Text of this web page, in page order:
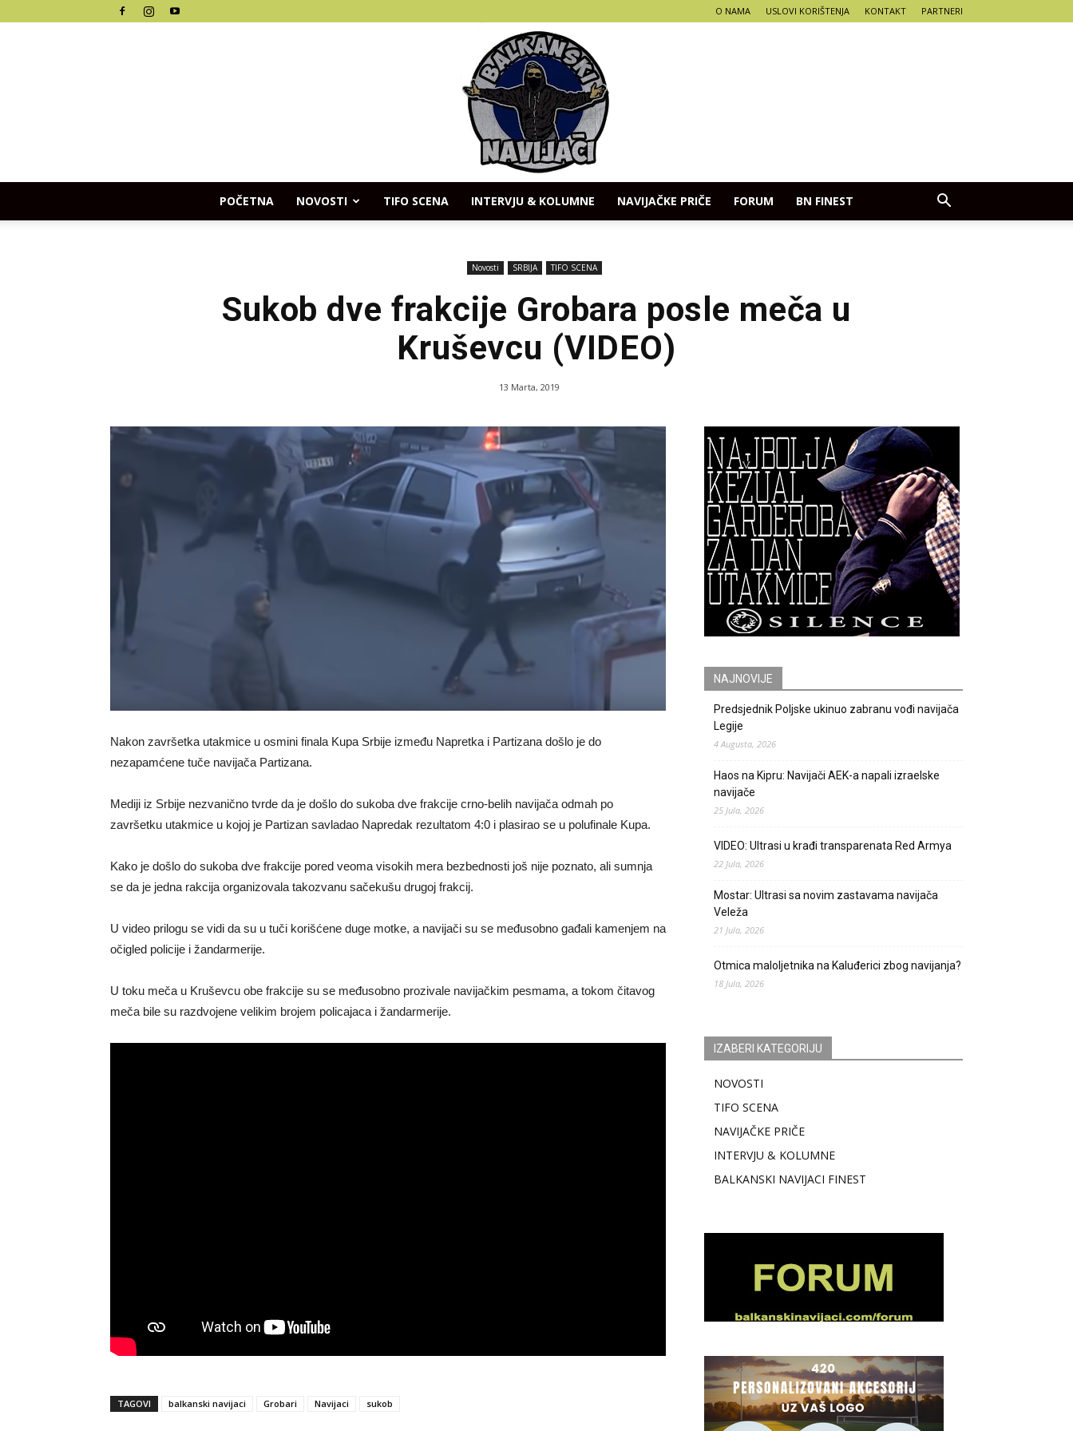
O NAMA USLOVI KORIŠTENJA KONTAKT PARTNERI
Navijaci
POČETNA NOVOSTI TIFO SCENA INTERVJU & KOLUMNE NAVIJAČKE PRIČE FORUM BN FINEST
Novosti SRBIJA TIFO SCENA
Sukob dve frakcije Grobara posle meča u
Kruševcu (VIDEO)
13 Marta, 2019
Nakon završetka utakmice u osmini finala Kupa Srbije između Napretka i Partizana došlo je do
nezapamćene tuče navijača Partizana.
Mediji iz Srbije nezvanično tvrde da je došlo do sukoba dve frakcije crno-belih navijača odmah po
završetku utakmice u kojoj je Partizan savladao Napredak rezultatom 4:0 i plasirao se u polufinale Kupa.
Kako je došlo do sukoba dve frakcije pored veoma visokih mera bezbednosti još nije poznato, ali sumnja
se da je jedna rakcija organizovala takozvanu sačekušu drugoj frakcij.
U video prilogu se vidi da su u tuči korišćene duge motke, a navijači su se međusobno gađali kamenjem na
očigled policije i žandarmerije.
U toku meča u Kruševcu obe frakcije su se međusobno prozivale navijačkim pesmama, a tokom čitavog
meča bile su razdvojene velikim brojem policajaca i žandarmerije.
TAGOVI balkanski navijaci Grobari Navijaci sukob
NAJNOVIJE
Predsjednik Poljske ukinuo zabranu vođi navijača
Legije
4 Augusta, 2026
Haos na Kipru: Navijači AEK-a napali izraelske
navijače
25 Jula, 2026
VIDEO: Ultrasi u krađi transparenata Red Armya
22 Jula, 2026
Mostar: Ultrasi sa novim zastavama navijača
Veleža
21 Jula, 2026
Otmica maloljetnika na Kaluđerici zbog navijanja?
18 Jula, 2026
IZABERI KATEGORIJU
NOVOSTI
TIFO SCENA
NAVIJAČKE PRIČE
INTERVJU & KOLUMNE
BALKANSKI NAVIJACI FINEST